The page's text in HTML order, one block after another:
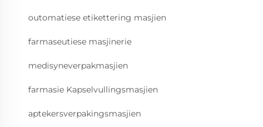
outomatiese etikettering masjien
farmaseutiese masjinerie
medisyneverpakmasjien
farmasie Kapselvullingsmasjien
aptekersverpakingsmasjien